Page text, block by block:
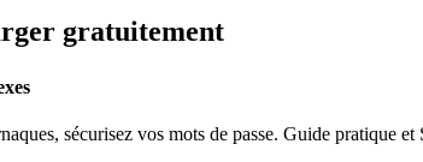
gratuitement
sécurisez vos mots de passe. Guide pratique